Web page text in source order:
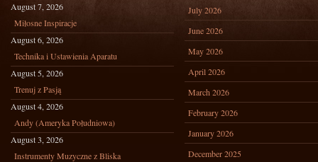
August 7, 2026
Miłosne Inspiracje
August 6, 2026
Technika i Ustawienia Aparatu
August 5, 2026
Trenuj z Pasją
August 4, 2026
Andy (Ameryka Południowa)
August 3, 2026
Instrumenty Muzyczne z Bliska
July 2026
June 2026
May 2026
April 2026
March 2026
February 2026
January 2026
December 2025